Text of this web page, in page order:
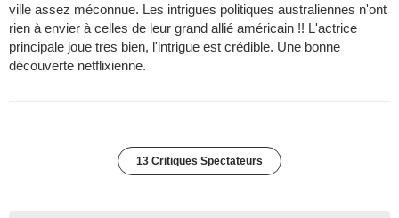
ville assez méconnue. Les intrigues politiques australiennes n'ont
rien à envier à celles de leur grand allié américain !! L'actrice
principale joue tres bien, l'intrigue est crédible. Une bonne
découverte netflixienne.
13 Critiques Spectateurs